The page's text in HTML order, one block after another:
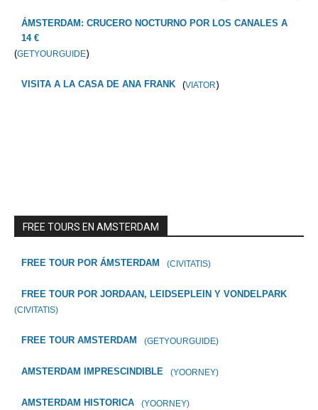
ÁMSTERDAM: CRUCERO NOCTURNO POR LOS CANALES A
14 €
(GETYOURGUIDE)
VISITA A LA CASA DE ANA FRANK (VIATOR)
FREE TOURS EN AMSTERDAM
FREE TOUR POR ÁMSTERDAM (CIVITATIS)
FREE TOUR POR JORDAAN, LEIDSEPLEIN Y VONDELPARK
(CIVITATIS)
FREE TOUR AMSTERDAM (GETYOURGUIDE)
AMSTERDAM IMPRESCINDIBLE (YOORNEY)
AMSTERDAM HISTORICA (YOORNEY)